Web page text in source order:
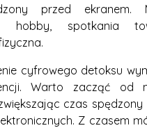
przed
hobby, spotkania
cyfrowego detoksu
Warto zacząć od
czas
Z czasem